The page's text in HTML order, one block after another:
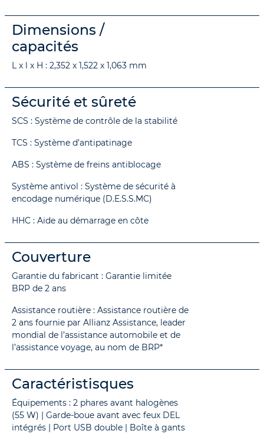
Dimensions /
capacités
L x l x H : 2,352 x 1,522 x 1,063 mm
Sécurité et sûreté
SCS : Système de contrôle de la stabilité
TCS : Système d’antipatinage
ABS : Système de freins antiblocage
Système antivol : Système de sécurité à
encodage numérique (D.E.S.S.MC)
HHC : Aide au démarrage en côte
Couverture
Garantie du fabricant : Garantie limitée
BRP de 2 ans
Assistance routière : Assistance routière de
2 ans fournie par Allianz Assistance, leader
mondial de l’assistance automobile et de
l’assistance voyage, au nom de BRP*
Caractéristisques
Équipements : 2 phares avant halogènes
(55 W) | Garde-boue avant avec feux DEL
intégrés | Port USB double | Boîte à gants